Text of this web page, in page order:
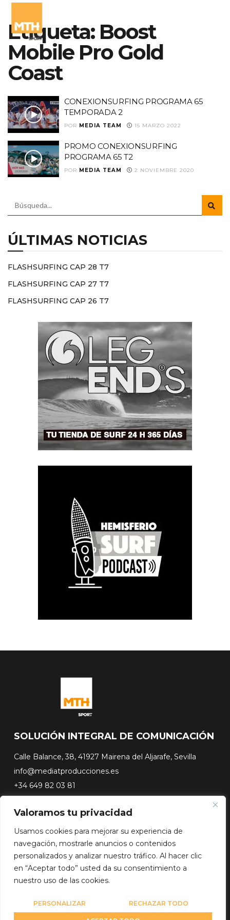
Valoramos tu privacidad
Usamos cookies para mejorar su experiencia de
navegación, mostrarle anuncios o contenidos
personalizados y analizar nuestro tráfico. Al hacer clic
en “Aceptar todo” usted da su consentimiento a
nuestro uso de las cookies.
PERSONALIZAR RECHAZAR TODO
Etiqueta: Boost
Mobile Pro Gold
Coast
CONEXIONSURFING PROGRAMA 65
TEMPORADA 2
POR MEDIA TEAM 15 MARZO 2022
PROMO CONEXIONSURFING
PROGRAMA 65 T2
POR MEDIA TEAM 2 NOVIEMBRE 2020
ÚLTIMAS NOTICIAS
FLASHSURFING CAP 28 T7
FLASHSURFING CAP 27 T7
FLASHSURFING CAP 26 T7
SOLUCIÓN INTEGRAL DE COMUNICACIÓN
Calle Balance, 38, 41927 Mairena del Aljarafe, Sevilla
info@mediatproducciones.es
+34 649 82 03 81
#FLASHSURFING
#CONEXIONSURFING
A CONTRA PICO
DOCUSERIES
Diseño web porWebmasterPRO